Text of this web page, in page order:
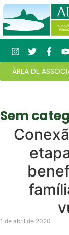
ÁREA DE
Sem
1 de abril de 2020